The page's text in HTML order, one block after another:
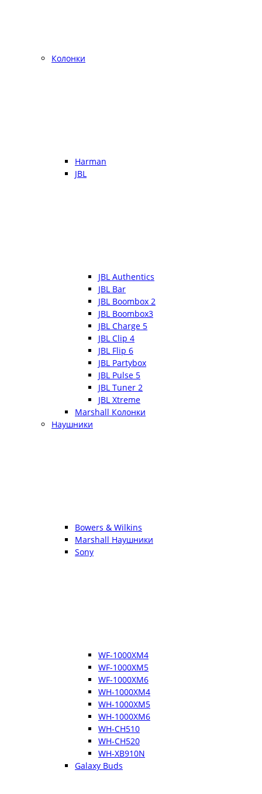
Колонки
Harman
JBL
JBL Authentics
JBL Bar
JBL Boombox 2
JBL Boombox3
JBL Charge 5
JBL Clip 4
JBL Flip 6
JBL Partybox
JBL Pulse 5
JBL Tuner 2
JBL Xtreme
Marshall Колонки
Наушники
Bowers & Wilkins
Marshall Наушники
Sony
WF-1000XM4
WF-1000XM5
WF-1000XM6
WH-1000XM4
WH-1000XM5
WH-1000XM6
WH-CH510
WH-CH520
WH-XB910N
Galaxy Buds